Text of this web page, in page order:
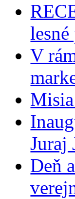
V
Juraj
Deň